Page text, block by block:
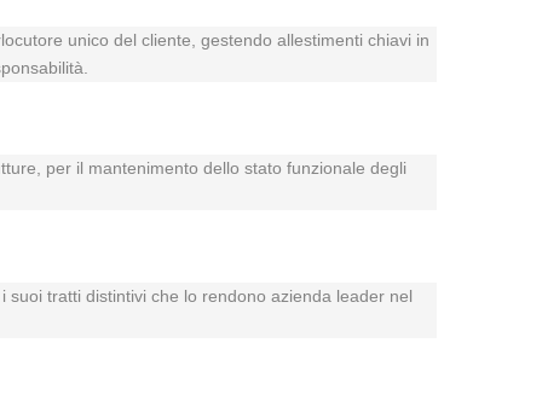
unico del cliente, gestendo allestimenti chiavi in
per il mantenimento dello stato funzionale degli
tratti distintivi che lo rendono azienda leader nel